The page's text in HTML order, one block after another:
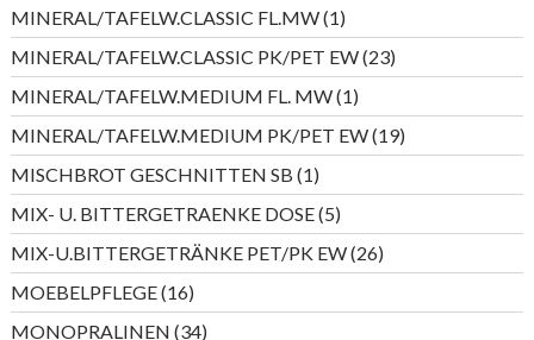
MINERAL/TAFELW.CLASSIC FL.MW 11
Produkt
MINERAL/TAFELW.CLASSIC PK/PET EW 2323
Produkte
MINERAL/TAFELW.MEDIUM FL. MW 11
Produkt
MINERAL/TAFELW.MEDIUM PK/PET EW 1919
Produkte
MISCHBROT GESCHNITTEN SB 11
Produkt
MIX- U. BITTERGETRAENKE DOSE 55
Produkte
MIX-U.BITTERGETRÄNKE PET/PK EW 2626
Produkte
MOEBELPFLEGE 1616
Produkte
MONOPRALINEN 3434